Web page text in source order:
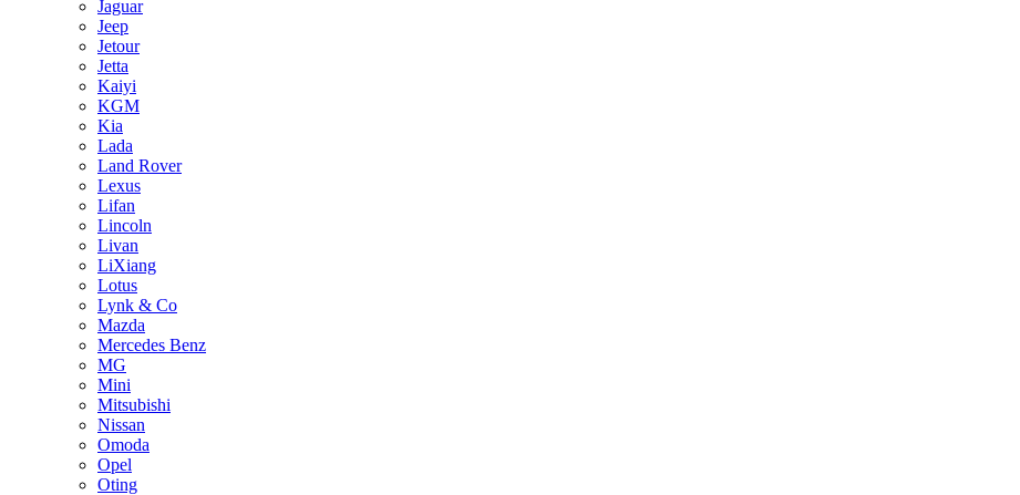
Jaguar
Jeep
Jetour
Jetta
Kaiyi
KGM
Kia
Lada
Land Rover
Lexus
Lifan
Lincoln
Livan
LiXiang
Lotus
Lynk & Co
Mazda
Mercedes Benz
MG
Mini
Mitsubishi
Nissan
Omoda
Opel
Oting